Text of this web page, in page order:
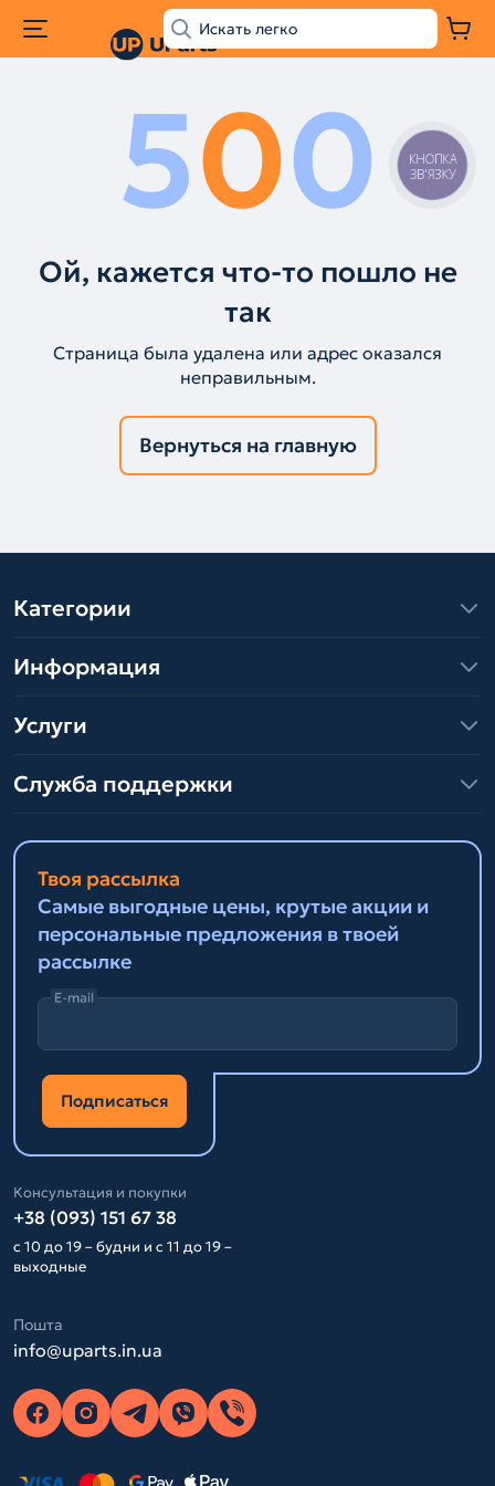
500
Ой, кажется что-то пошло не
так
Страница была удалена или адрес оказался
неправильным.
Вернуться на главную
Категории
Информация
Услуги
Служба поддержки
Твоя рассылка
Самые выгодные цены, крутые акции и
персональные предложения в твоей
рассылке
E-mail
Подписаться
Консультация и покупки
+38 (093) 151 67 38
с 10 до 19 – будни и с 11 до 19 –
выходные
Пошта
info@uparts.in.ua
КНОПКА
ЗВ'ЯЗКУ